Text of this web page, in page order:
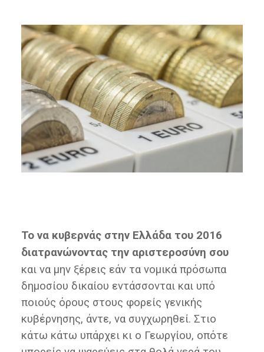
Το να κυβερνάς στην Ελλάδα του 2016
διατρανώνοντας την αριστεροσύνη σου
και να μην ξέρεις εάν τα νομικά πρόσωπα
δημοσίου δικαίου εντάσσονται και υπό
ποιούς όρους στους φορείς γενικής
κυβέρνησης, άντε, να συγχωρηθεί. Στιο
κάτω κάτω υπάρχει κι ο Γεωργίου, οπότε